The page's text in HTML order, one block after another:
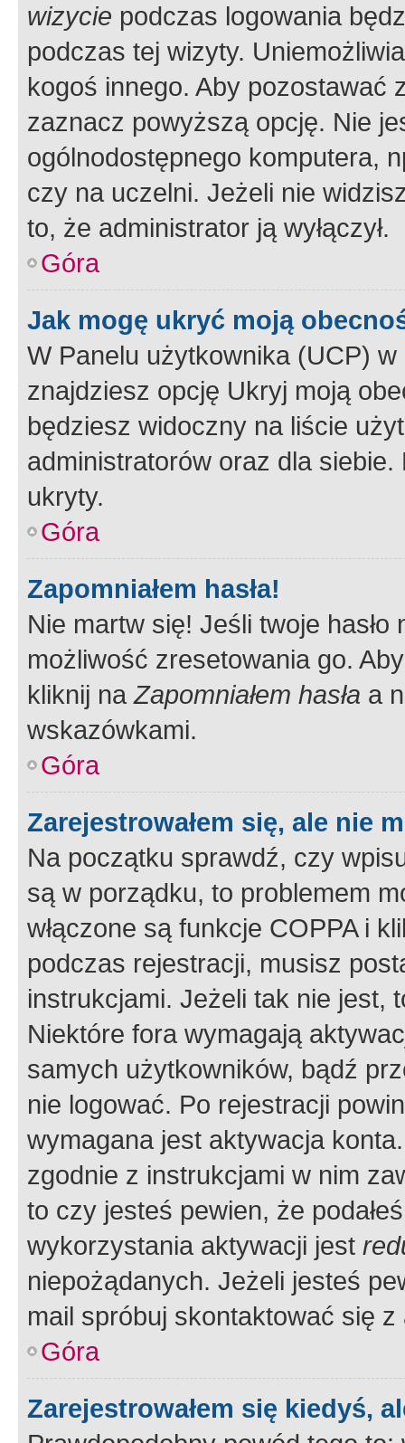
wizycie podczas logowania
podczas tej wizyty.
kogoś innego. Aby pozostawać
zaznacz powyższą opcję. Nie
ogólnodostępnego komputera,
czy na uczelni. Jeżeli nie
to, że administrator ją wyłączył.
Góra
Jak mogę ukryć moją
W Panelu użytkownika (UCP) w
znajdziesz opcję Ukryj moją
będziesz widoczny na liście
administratorów oraz dla
ukryty.
Góra
Zapomniałem hasła!
Nie martw się! Jeśli twoje
możliwość zresetowania go.
kliknij naZapomniałem hasła a
wskazówkami.
Góra
Zarejestrowałem się, ale nie
Na początku sprawdź, czy
są w porządku, to problemem
włączone są funkcje COPPA i
podczas rejestracji, musisz
instrukcjami. Jeżeli tak nie jest,
Niektóre fora wymagają
samych użytkowników, bądź
nie logować. Po rejestracji
wymagana jest aktywacja
zgodnie z instrukcjami w nim
to czy jesteś pewien, że
wykorzystania aktywacji jest
niepożądanych. Jeżeli jesteś
mail spróbuj skontaktować się
Góra
Zarejestrowałem się kiedyś,